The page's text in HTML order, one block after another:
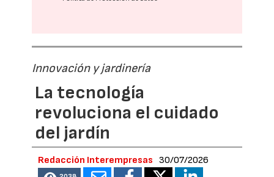
Innovación y jardinería
La tecnología
revoluciona el cuidado
del jardín
Redacción Interempresas 30/07/2026